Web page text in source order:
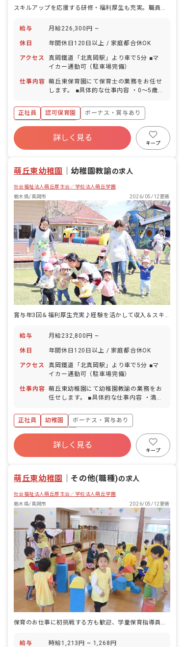
スキルアップを応援する研修・福利厚生も充実。職員にもやさしい保育園♪
給与 月給226,300円 ~
休日 年間休日120日以上 / 家庭都合休OK
アクセス
真岡鐵道「北真岡駅」より車で5分 ■マ
イカー通勤可（駐車場完備）
仕事内容 萌丘東保育園にて保育士の業務をお任せ
します。 ■具体的な仕事内容 ・0～5歳児
備・実施 ・保護者対応 ・軽度の事務業
務 ・環境整備等 ※3～5歳児クラスは、
日々の保育、行事の計画や準備、園外保
育の引率等、幼稚園・保育園の保育者が
協力し合って運営していきます。
正社員 認可保育園
ボーナス・賞与あり
年間休日120日以上
寮・住宅・家賃補助あり
社会保険完備
残業少なめ
詳しく見る
キープ
萌丘東幼稚園 ｜幼稚園教諭の求人
社会福祉法人萌丘厚生会／学校法人萌丘学園
栃木県/真岡市
2026/05/12更新
給与 月給232,800円 ~
休日 年間休日120日以上 / 家庭都合休OK
アクセス
真岡鐵道「北真岡駅」より車で5分 ■マ
イカー通勤可（駐車場完備）
仕事内容 萌丘東幼稚園にて幼稚園教諭の業務をお
任せします。 ■具体的な仕事内容 ・満3
整備 ・活動の準備 ・バス添乗 ・預かり
保育 ・学童保育補助（専任インストラク
ターがいます） 幼稚園・保育園の保育者
が協力し合って運営していきます（日々
の保育、行事の計画や準備、園外保育の
引率等）
正社員 幼稚園
ボーナス・賞与あり
年間休日120日以上
寮・住宅・家賃補助あり
社会保険完備
残業少なめ
詳しく見る
キープ
萌丘東幼稚園 その他(職種)の求人
社会福祉法人萌丘厚生会／学校法人萌丘学園
栃木県/真岡市
2026/05/12更新
給与 時給1,213円 ~ 1,268円